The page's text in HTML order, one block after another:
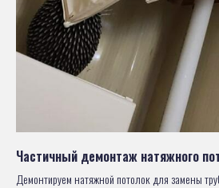
Частичный демонтаж натяжного
Демонтируем натяжной потолок для замены